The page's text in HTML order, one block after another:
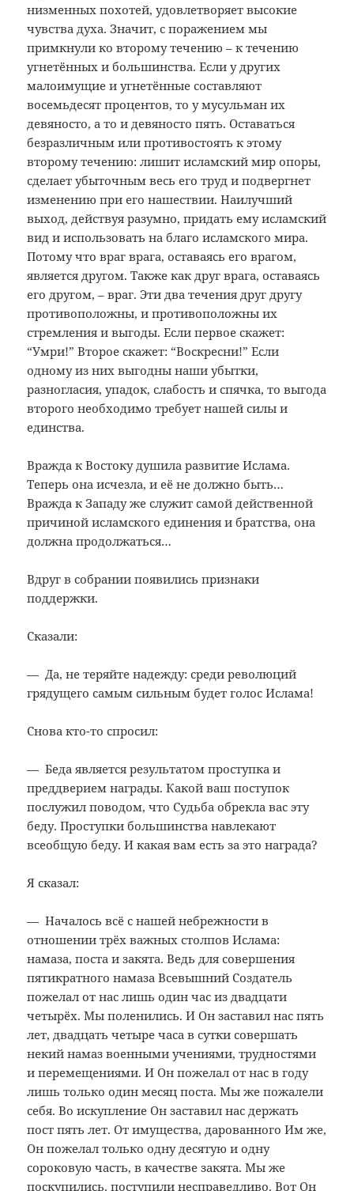
низменных похотей, удовлетворяет высокие
чувства духа. Значит, с поражением мы
примкнули ко второму течению – к течению
угнетённых и большинства. Если у других
малоимущие и угнетённые составляют
восемьдесят процентов, то у мусульман их
девяносто, а то и девяносто пять. Оставаться
безразличным или противостоять к этому
второму течению: лишит исламский мир опоры,
сделает убыточным весь его труд и подвергнет
изменению при его нашествии. Наилучший
выход, действуя разумно, придать ему исламский
вид и использовать на благо исламского мира.
Потому что враг врага, оставаясь его врагом,
является другом. Также как друг врага, оставаясь
его другом, – враг. Эти два течения друг другу
противоположны, и противоположны их
стремления и выгоды. Если первое скажет:
“Умри!” Второе скажет: “Воскресни!” Если
одному из них выгодны наши убытки,
разногласия, упадок, слабость и спячка, то выгода
второго необходимо требует нашей силы и
единства.
Вражда к Востоку душила развитие Ислама.
Теперь она исчезла, и её не должно быть…
Вражда к Западу же служит самой действенной
причиной исламского единения и братства, она
должна продолжаться…
Вдруг в собрании появились признаки
поддержки.
Сказали:
— Да, не теряйте надежду: среди революций
грядущего самым сильным будет голос Ислама!
Снова кто-то спросил:
— Беда является результатом проступка и
преддверием награды. Какой ваш поступок
послужил поводом, что Судьба обрекла вас эту
беду. Проступки большинства навлекают
всеобщую беду. И какая вам есть за это награда?
Я сказал:
— Началось всё с нашей небрежности в
отношении трёх важных столпов Ислама:
намаза, поста и закята. Ведь для совершения
пятикратного намаза Всевышний Создатель
пожелал от нас лишь один час из двадцати
четырёх. Мы поленились. И Он заставил нас пять
лет, двадцать четыре часа в сутки совершать
некий намаз военными учениями, трудностями
и перемещениями. И Он пожелал от нас в году
лишь только один месяц поста. Мы же пожалели
себя. Во искупление Он заставил нас держать
пост пять лет. От имущества, дарованного Им же,
Он пожелал только одну десятую и одну
сороковую часть, в качестве закята. Мы же
поскупились, поступили несправедливо. Вот Он